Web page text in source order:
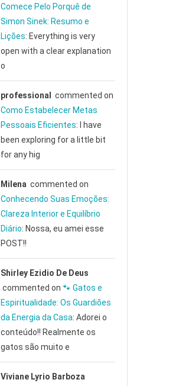
Comece Pelo Porquê de
Simon Sinek: Resumo e
Lições: Everything is very
open with a clear explanation
o
professional
commented on
Como Estabelecer Metas
Pessoais Eficientes: I have
been exploring for a little bit
for any hig
Milena commented on
Conhecendo Suas Emoções:
Clareza Interior e Equilíbrio
Diário: Nossa, eu amei esse
POST!!
Shirley Ezidio De Deus
commented on 🐾 Gatos e
Espiritualidade: Os Guardiões
da Energia da Casa: Adorei o
conteúdo!! Realmente os
gatos são muito e
Viviane Lyrio Barboza